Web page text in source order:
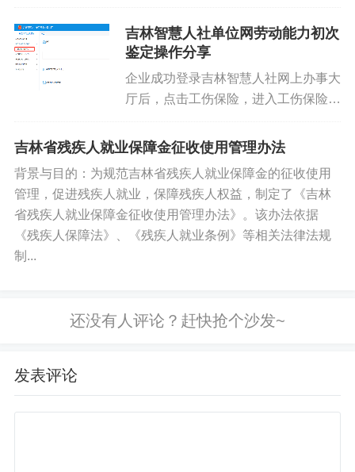
堵的目的，我市将于即日起至2024年9
月24日，依托支付宝开展最低1折的优
吉林智慧人社单位网劳动能力初次
鉴定操作分享
企业成功登录吉林智慧人社网上办事大
厅后，点击工伤保险，进入工伤保险系
能力初次鉴定，点击劳动能力鉴定申
入。劳动能力鉴定申请主要包含五个...
吉林省残疾人就业保障金征收使用管理办法
背景与目的：为规范吉林省残疾人就业保障金的征收使用
管理，促进残疾人就业，保障残疾人权益，制定了《吉林
省残疾人就业保障金征收使用管理办法》。该办法依据
《残疾人保障法》、《残疾人就业条例》等相关法律法规
制...
发表评论